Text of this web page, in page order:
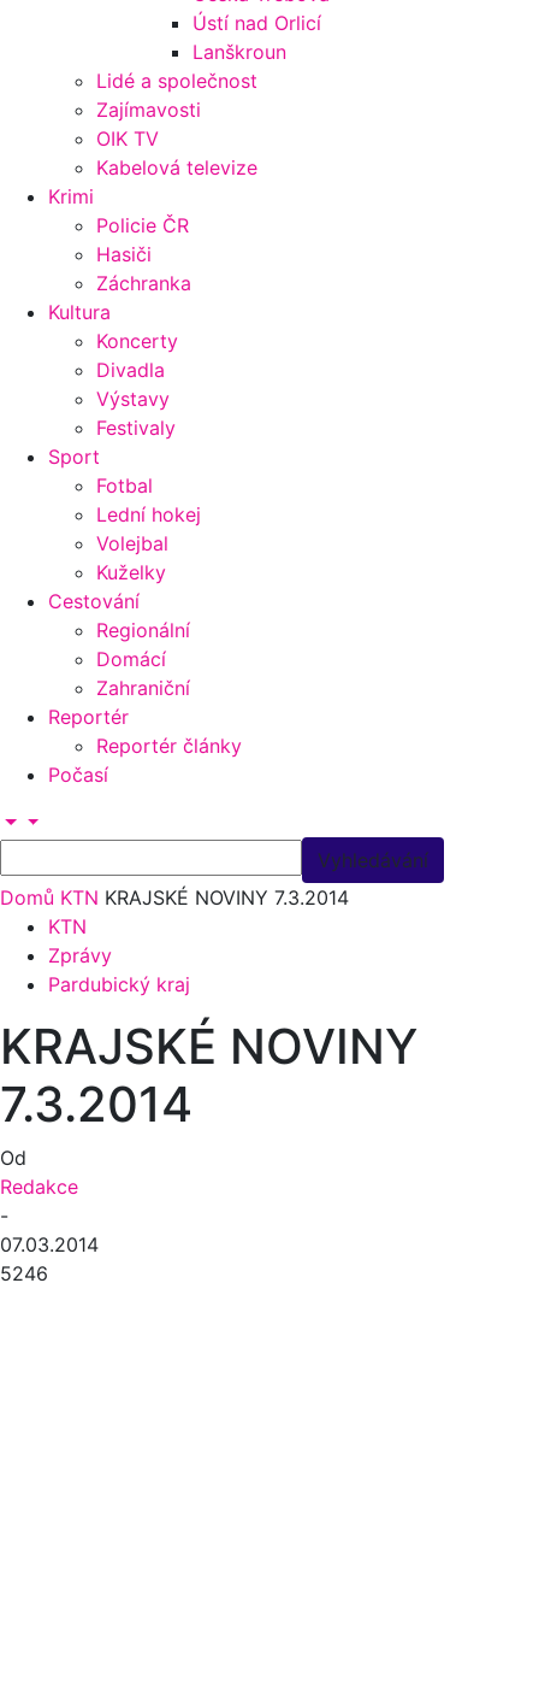
Ústí nad Orlicí
Lanškroun
Lidé a společnost
Zajímavosti
OIK TV
Kabelová televize
Krimi
Policie ČR
Hasiči
Záchranka
Kultura
Koncerty
Divadla
Výstavy
Festivaly
Sport
Fotbal
Lední hokej
Volejbal
Kuželky
Cestování
Regionální
Domácí
Zahraniční
Reportér
Reportér články
Počasí
Domů KTN KRAJSKÉ NOVINY 7.3.2014
KTN
Zprávy
Pardubický kraj
KRAJSKÉ NOVINY
7.3.2014
Od
Redakce
-
07.03.2014
5246